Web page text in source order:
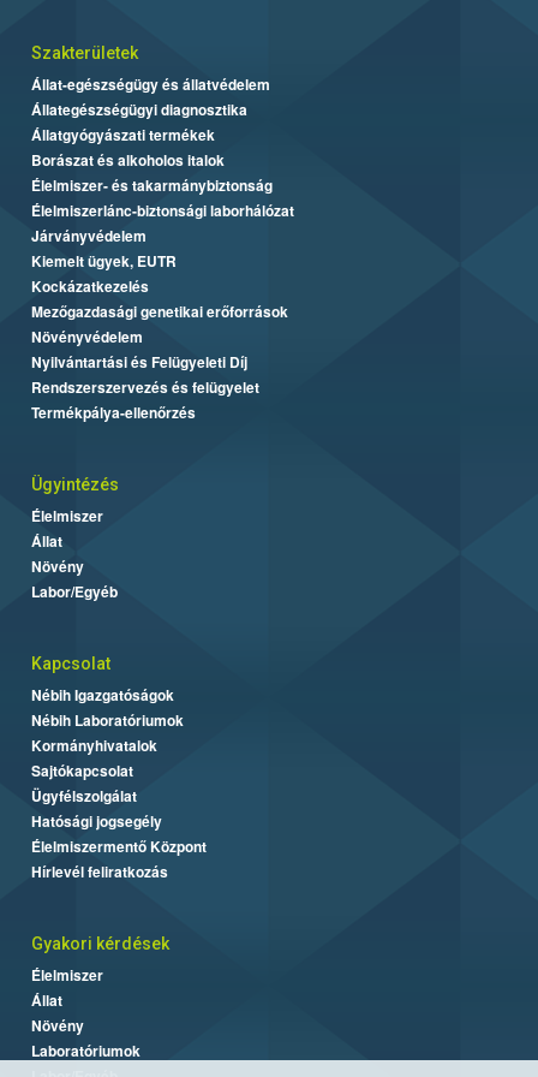
Szakterületek
Állat-egészségügy és állatvédelem
Állategészségügyi diagnosztika
Állatgyógyászati termékek
Borászat és alkoholos italok
Élelmiszer- és takarmánybiztonság
Élelmiszerlánc-biztonsági laborhálózat
Járványvédelem
Kiemelt ügyek, EUTR
Kockázatkezelés
Mezőgazdasági genetikai erőforrások
Növényvédelem
Nyilvántartási és Felügyeleti Díj
Rendszerszervezés és felügyelet
Termékpálya-ellenőrzés
Ügyintézés
Élelmiszer
Állat
Növény
Labor/Egyéb
Kapcsolat
Nébih Igazgatóságok
Nébih Laboratóriumok
Kormányhivatalok
Sajtókapcsolat
Ügyfélszolgálat
Hatósági jogsegély
Élelmiszermentő Központ
Hírlevél feliratkozás
Gyakori kérdések
Élelmiszer
Állat
Növény
Laboratóriumok